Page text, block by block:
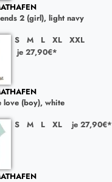
2 (girl), light navy
S M L XL
XXL
je 27,90€*
love (boy), white
S M L XL je 27,90€*